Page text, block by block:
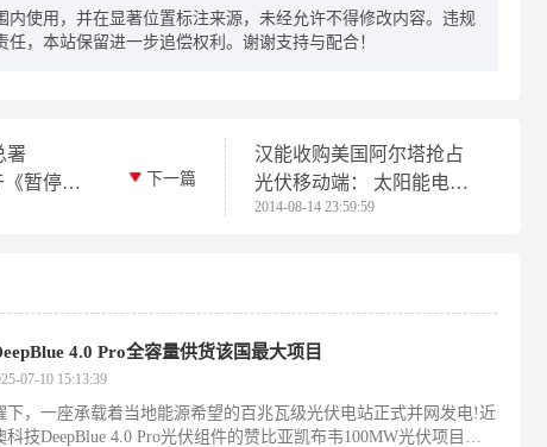
内使用，并在显著位置标注来源，未经允许不得修改内容。违规
，本站保留进一步追偿权利。谢谢支持与配合！
署
贸易进
下一篇
汉能收购美国阿尔塔抢占
光伏移动端： 太阳能电池
驱动手机电脑电动汽车
2014-08-14 23:59:59
4.0 Pro全容量供货该国最大项目
07-10 15:13:39
，一座承载着当地能源希望的百兆瓦级光伏电站正式并网发电!近
技DeepBlue 4.0 Pro光伏组件的赞比亚凯布韦100MW光伏项目举